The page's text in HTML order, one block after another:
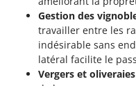
Gestion des
travailler entre les
indésirable sans
latéral facilite le
Vergers et oliveraies